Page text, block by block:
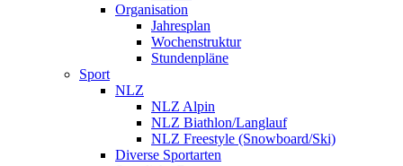
Organisation
Jahresplan
Wochenstruktur
Stundenpläne
Sport
NLZ
NLZ Alpin
NLZ Biathlon/Langlauf
NLZ Freestyle (Snowboard/Ski)
Diverse Sportarten